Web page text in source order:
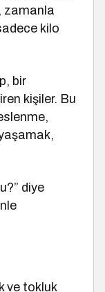
zamanla
kilo
bir
kişiler. Bu
diye
ve tokluk